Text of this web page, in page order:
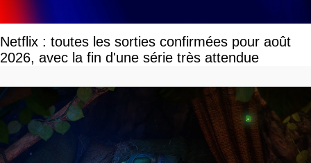
Netflix : toutes les sorties confirmées pour août
2026, avec la fin d'une série très attendue